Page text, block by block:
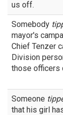
us off.
Somebody
mayor's
Chief Tenzer
Division
those officers
Someone
that his girl